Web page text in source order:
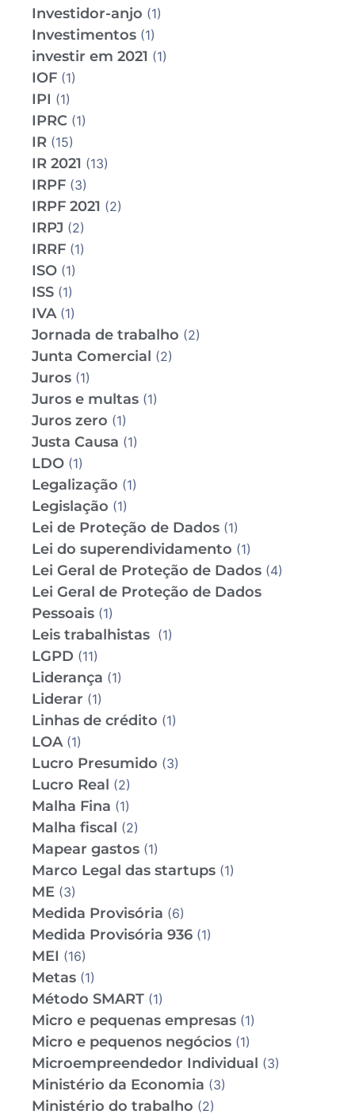
Investidor-anjo (1)
Investimentos (1)
investir em 2021 (1)
IOF (1)
IPI (1)
IPRC (1)
IR (15)
IR 2021 (13)
IRPF (3)
IRPF 2021 (2)
IRPJ (2)
IRRF (1)
ISO (1)
ISS (1)
IVA(1)
Jornada de trabalho (2)
Junta Comercial (2)
Juros (1)
Juros e multas (1)
Juros zero (1)
Justa Causa (1)
LDO (1)
Legalização (1)
Legislação (1)
Lei de Proteção de Dados (1)
Lei do superendividamento (1)
Lei Geral de Proteção de Dados (4)
Lei Geral de Proteção de Dados
Pessoais (1)
Leis trabalhistas (1)
LGPD (11)
Liderança (1)
Liderar (1)
Linhas de crédito (1)
LOA(1)
Lucro Presumido (3)
Lucro Real (2)
Malha Fina (1)
Malha fiscal (2)
Mapear gastos (1)
Marco Legal das startups (1)
ME (3)
Medida Provisória (6)
Medida Provisória 936 (1)
MEI (16)
Metas (1)
Método SMART (1)
Micro e pequenas empresas (1)
Micro e pequenos negócios (1)
Microempreendedor Individual (3)
Ministério da Economia (3)
Ministério do trabalho (2)